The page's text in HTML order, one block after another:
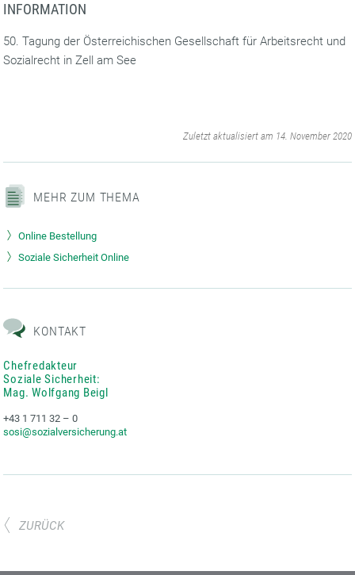
INFORMATION
50. Tagung der Österreichischen Gesellschaft für Arbeitsrecht und
Sozialrecht in Zell am See
Zuletzt aktualisiert am 14. November 2020
MEHR ZUM THEMA
Online Bestellung
Soziale Sicherheit Online
KONTAKT
Chefredakteur
Soziale Sicherheit:
Mag. Wolfgang Beigl
+43 1 711 32 – 0
sosi@sozialversicherung.at
ZURÜCK